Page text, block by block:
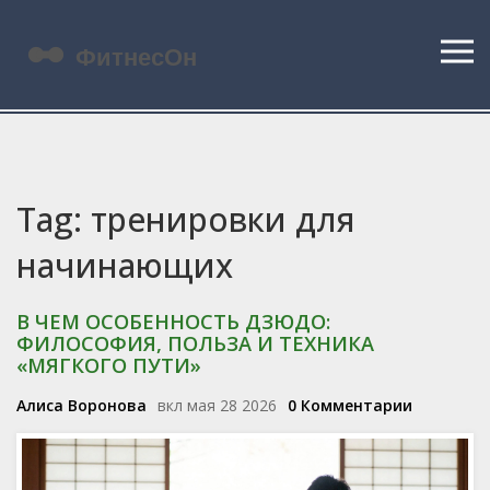
Tag: тренировки для
начинающих
В ЧЕМ ОСОБЕННОСТЬ ДЗЮДО:
ФИЛОСОФИЯ, ПОЛЬЗА И ТЕХНИКА
«МЯГКОГО ПУТИ»
Алиса Воронова вкл мая 28 2026 0 Комментарии